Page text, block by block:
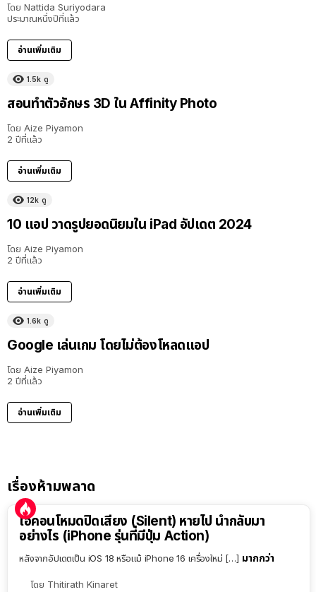
โดย Nattida Suriyodara
ประมาณหนึ่งปีที่แล้ว
อ่านเพิ่มเติม
1.5k ดู
สอนทำตัวอักษร 3D ใน Affinity Photo
โดย Aize Piyamon
2 ปีที่แล้ว
อ่านเพิ่มเติม
12k ดู
10 แอป วาดรูปยอดนิยมใน iPad อัปเดต 2024
โดย Aize Piyamon
2 ปีที่แล้ว
อ่านเพิ่มเติม
1.6k ดู
Google เล่นเกม โดยไม่ต้องโหลดแอป
โดย Aize Piyamon
2 ปีที่แล้ว
อ่านเพิ่มเติม
เรื่องห้ามพลาด
ไอคอนโหมดปิดเสียง (Silent) หายไป นำกลับมา
อย่างไร (iPhone รุ่นที่มีปุ่ม Action)
หลังจากอัปเดตเป็น iOS 18 หรือแม้ iPhone 16 เครื่องใหม่ […] มากกว่า
โดย Thitirath Kinaret